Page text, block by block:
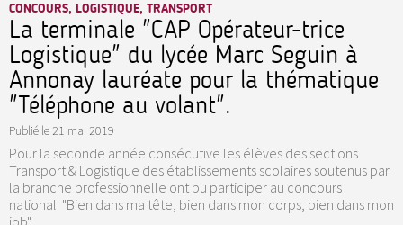
CONCOURS, LOGISTIQUE, TRANSPORT
La terminale "CAP Opérateur-trice
Logistique" du lycée Marc Seguin à
Annonay lauréate pour la thématique
"Téléphone au volant".
Publié le 21 mai 2019
Pour la seconde année consécutive les élèves des sections
Transport & Logistique des établissements scolaires soutenus par
la branche professionnelle ont pu participer au concours
national "Bien dans ma tête, bien dans mon corps, bien dans mon